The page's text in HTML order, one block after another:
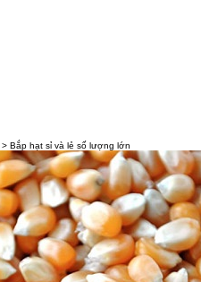
> Bắp hạt sỉ và lẻ số lượng lớn